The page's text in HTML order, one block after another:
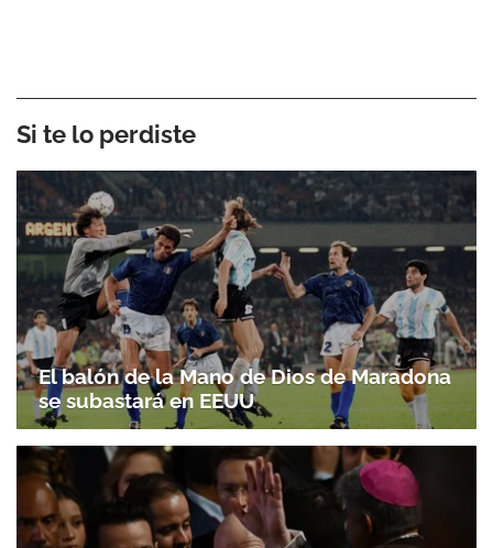
Si te lo perdiste
El balón de la Mano de Dios de Maradona
se subastará en EEUU